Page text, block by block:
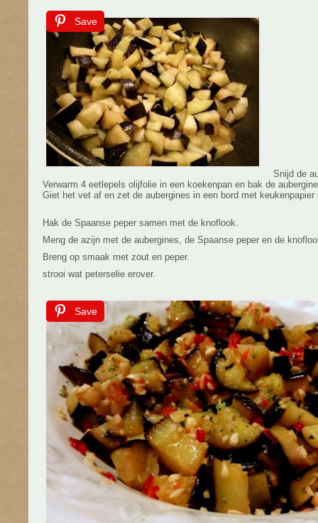
Save
Snijd de
Verwarm 4 eetlepels olijfolie in een koekenpan en bak de
Giet het vet af en zet de aubergines in een bord met
Hak de Spaanse peper samen met de knoflook.
Meng de azijn met de aubergines, de Spaanse peper en de
Breng op smaak met zout en peper.
strooi wat peterselie erover.
Save